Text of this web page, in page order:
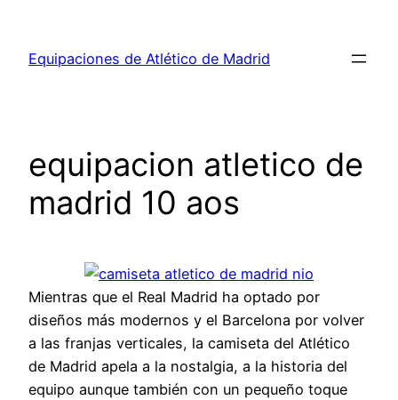
contenido
Equipaciones de Atlético de Madrid
equipacion atletico de
madrid 10 aos
Mientras que el Real Madrid ha optado por
diseños más modernos y el Barcelona por volver
a las franjas verticales, la camiseta del Atlético
de Madrid apela a la nostalgia, a la historia del
equipo aunque también con un pequeño toque